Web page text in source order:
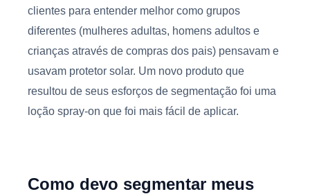
clientes para entender melhor como grupos
diferentes (mulheres adultas, homens adultos e
crianças através de compras dos pais) pensavam e
usavam protetor solar. Um novo produto que
resultou de seus esforços de segmentação foi uma
loção spray-on que foi mais fácil de aplicar.
Como devo segmentar meus